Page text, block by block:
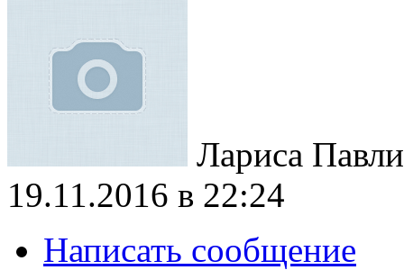
Лариса
19.11.2016 в 22:24
Написать сообщение